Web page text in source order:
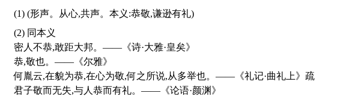
(1) (形声。从心,共声。本义:恭敬,谦逊有礼)
(2) 同本义
密人不恭,敢距大邦。——《诗·大雅·皇矣》
恭,敬也。——《尔雅》
何胤云,在貌为恭,在心为敬,何之所说,从多举也。——《礼记·曲礼上》疏
君子敬而无失,与人恭而有礼。——《论语·颜渊》